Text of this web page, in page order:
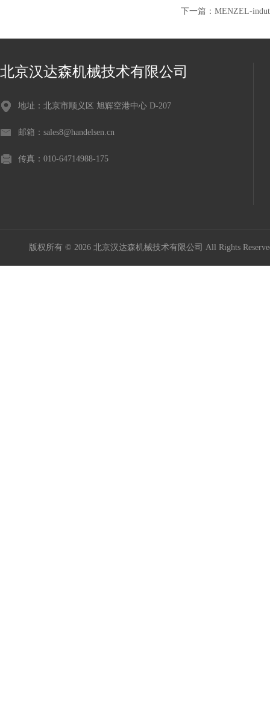
下一篇： MENZEL-
北京汉达森机械技术有限公司
地址：北京市顺义区 旭辉空港中心 D-207
邮箱：sales8@handelsen.cn
传真：010-64714988-175
版权所有 © 2026 北京汉达森机械技术有限公司 All Rights